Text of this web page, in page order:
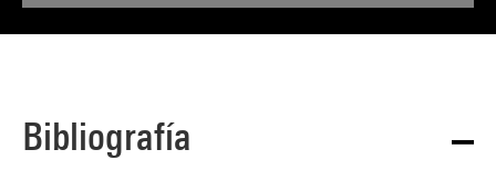
Bibliografía